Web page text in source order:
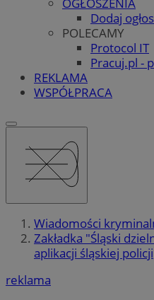
Dodaj
POLECAMY
Protocol IT
Pracuj.pl -
REKLAMA
WSPÓŁPRACA
Wiadomości
Zakładka "Śląski
aplikacji śląskiej policji
reklama